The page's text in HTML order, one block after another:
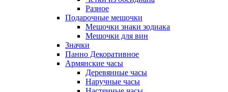
Разное
Подарочные мешочки
Мешочки знаки зодиака
Мешочки для вин
Значки
Панно Декоративное
Армянские часы
Деревянные часы
Наручные часы